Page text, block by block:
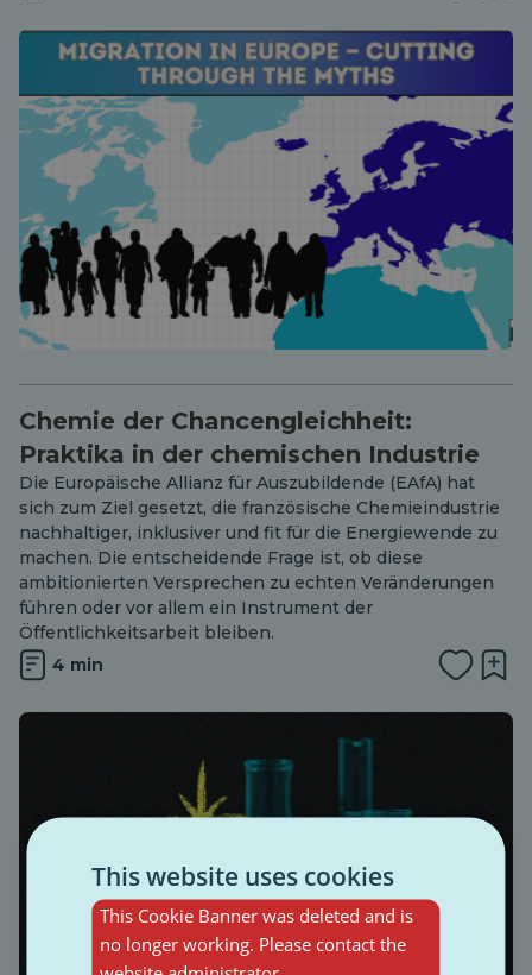
Chemie der Chancengleichheit:
Praktika in der chemischen Industrie
Die Europäische Allianz für Auszubildende (EAfA) hat
sich zum Ziel gesetzt, die französische Chemieindustrie
nachhaltiger, inklusiver und fit für die Energiewende zu
machen. Die entscheidende Frage ist, ob diese
ambitionierten Versprechen zu echten Veränderungen
führen oder vor allem ein Instrument der
Öffentlichkeitsarbeit bleiben.
4 min
This website uses cookies
This Cookie Banner was deleted and is
no longer working. Please contact the